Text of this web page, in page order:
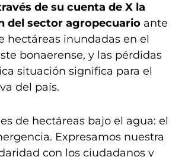
de su cuenta de X la
del sector agropecuario ante
hectáreas inundadas en el
bonaerense, y las pérdidas
situación significa para el
del país.
de hectáreas bajo el agua: el
Expresamos nuestra
con los ciudadanos y